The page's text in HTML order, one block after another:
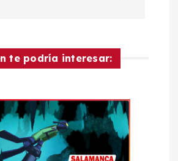
te podría interesar: